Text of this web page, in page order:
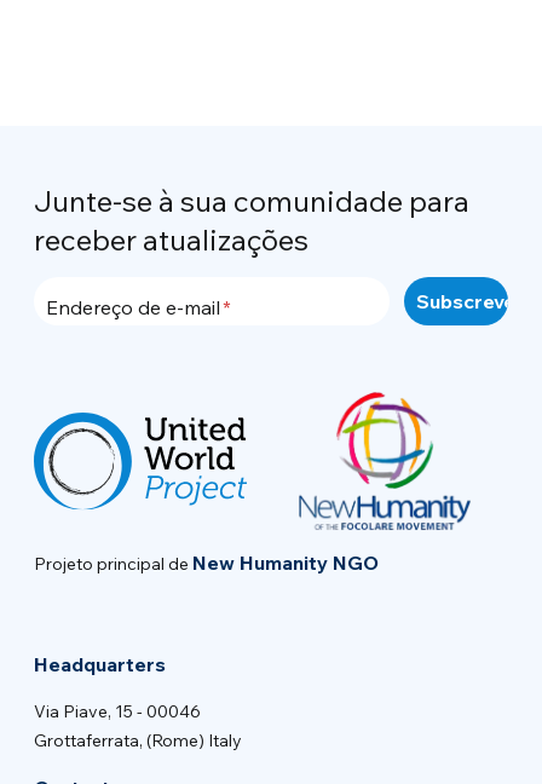
Junte-se à sua comunidade para
receber atualizações
Endereço de e-mail
Projeto principal de New Humanity NGO
Headquarters
Via Piave, 15 - 00046
Grottaferrata, (Rome) Italy